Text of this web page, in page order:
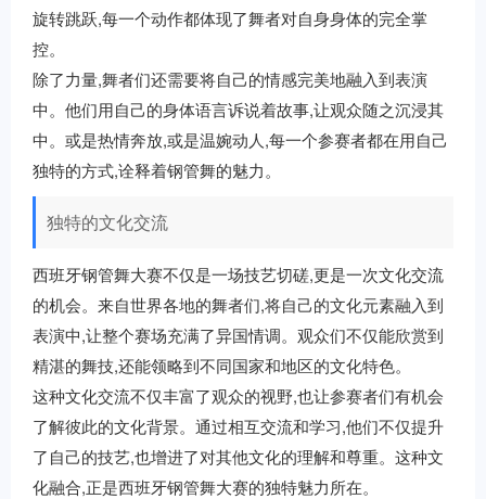
旋转跳跃,每一个动作都体现了舞者对自身身体的完全掌
控。
除了力量,舞者们还需要将自己的情感完美地融入到表演
中。他们用自己的身体语言诉说着故事,让观众随之沉浸其
中。或是热情奔放,或是温婉动人,每一个参赛者都在用自己
独特的方式,诠释着钢管舞的魅力。
独特的文化交流
西班牙钢管舞大赛不仅是一场技艺切磋,更是一次文化交流
的机会。来自世界各地的舞者们,将自己的文化元素融入到
表演中,让整个赛场充满了异国情调。观众们不仅能欣赏到
精湛的舞技,还能领略到不同国家和地区的文化特色。
这种文化交流不仅丰富了观众的视野,也让参赛者们有机会
了解彼此的文化背景。通过相互交流和学习,他们不仅提升
了自己的技艺,也增进了对其他文化的理解和尊重。这种文
化融合,正是西班牙钢管舞大赛的独特魅力所在。